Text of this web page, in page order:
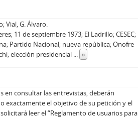
Vial, G. Álvaro.
11 de septiembre 1973; El Ladrillo; CESEC;
Partido Nacional; nueva república; Onofre
elección presidencial ... »
en consultar las entrevistas, deberán
exactamente el objetivo de su petición y el
leer el “Reglamento de usuarios para